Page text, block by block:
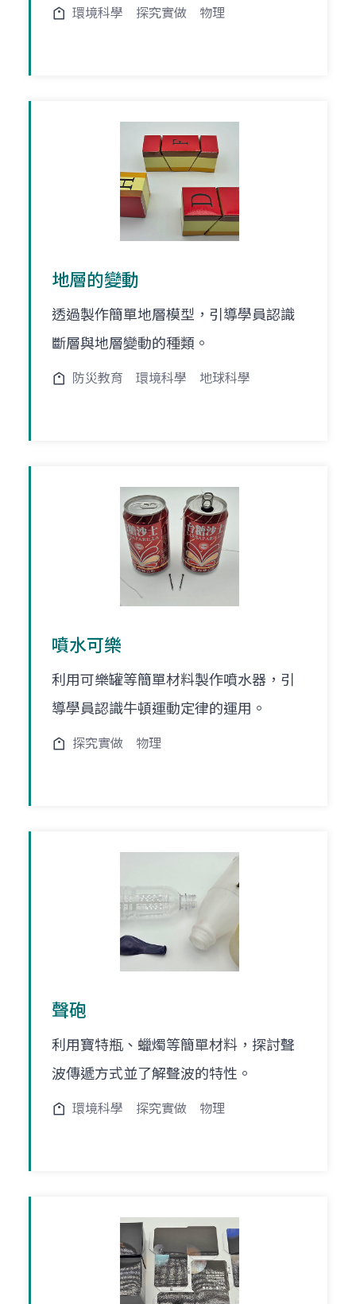
環境科學 探究實做 物理
地層的變動
透過製作簡單地層模型，引導學員認識
斷層與地層變動的種類。
防災教育 環境科學 地球科學
噴水可樂
利用可樂罐等簡單材料製作噴水器，引
導學員認識牛頓運動定律的運用。
探究實做 物理
聲砲
利用寶特瓶、蠟燭等簡單材料，探討聲
波傳遞方式並了解聲波的特性。
環境科學 探究實做 物理